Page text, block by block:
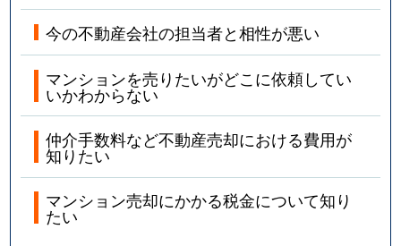
今の不動産会社の担当者と相性が悪い
マンションを売りたいがどこに依頼してい
いかわからない
仲介手数料など不動産売却における費用が
知りたい
マンション売却にかかる税金について知り
たい